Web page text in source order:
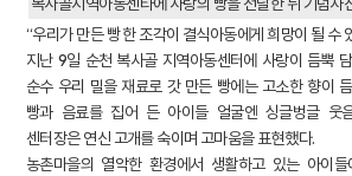
“우리가 만든 빵 한 조각이 결식아동에게 희망이 될 수
지난 9일 순천 복사골 지역아동센터에 사랑이 듬뿍
순수 우리 밀을 재료로 갓 만든 빵에는 고소한 향이
빵과 음료를 집어 든 아이들 얼굴엔 싱글벙글 웃
센터장은 연신 고개를 숙이며 고마움을 표현했다.
농촌마을의 열악한 환경에서 생활하고 있는 아이